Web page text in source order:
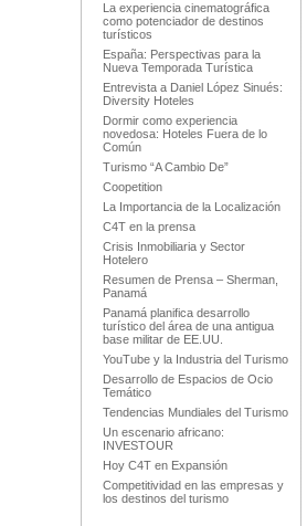
La experiencia cinematográfica
como potenciador de destinos
turísticos
España: Perspectivas para la
Nueva Temporada Turística
Entrevista a Daniel López Sinués:
Diversity Hoteles
Dormir como experiencia
novedosa: Hoteles Fuera de lo
Común
Turismo “A Cambio De”
Coopetition
La Importancia de la Localización
C4T en la prensa
Crisis Inmobiliaria y Sector
Hotelero
Resumen de Prensa – Sherman,
Panamá
Panamá planifica desarrollo
turístico del área de una antigua
base militar de EE.UU.
YouTube y la Industria del Turismo
Desarrollo de Espacios de Ocio
Temático
Tendencias Mundiales del Turismo
Un escenario africano:
INVESTOUR
Hoy C4T en Expansión
Competitividad en las empresas y
los destinos del turismo